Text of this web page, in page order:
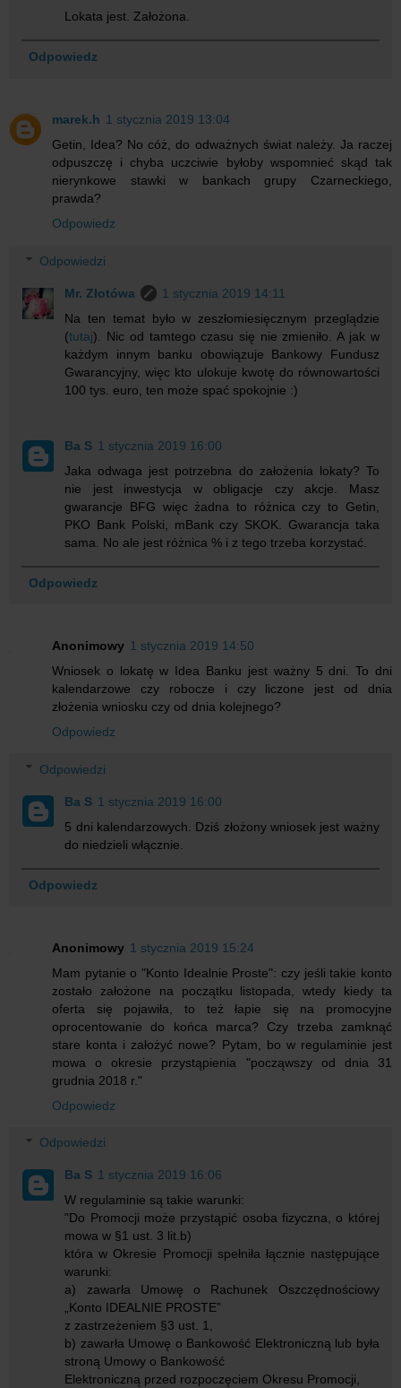
Lokata jest. Założona.
Odpowiedz
marek.h 1 stycznia 2019 13:04
Getin, Idea? No cóż, do odważnych świat należy. Ja raczej
odpuszczę i chyba uczciwie byłoby wspomnieć skąd tak
nierynkowe stawki w bankach grupy Czarneckiego,
prawda?
Odpowiedz
Odpowiedzi
Mr. Złotówa
1 stycznia 2019 14:11
Na ten temat było w zeszłomiesięcznym przeglądzie
(tutaj). Nic od tamtego czasu się nie zmieniło. A jak w
każdym innym banku obowiązuje Bankowy Fundusz
Gwarancyjny, więc kto ulokuje kwotę do równowartości
100 tys. euro, ten może spać spokojnie :)
Ba S 1 stycznia 2019 16:00
Jaka odwaga jest potrzebna do założenia lokaty? To
nie jest inwestycja w obligacje czy akcje. Masz
gwarancje BFG więc żadna to różnica czy to Getin,
PKO Bank Polski, mBank czy SKOK. Gwarancja taka
sama. No ale jest różnica % i z tego trzeba korzystać.
Odpowiedz
Anonimowy 1 stycznia 2019 14:50
Wniosek o lokatę w Idea Banku jest ważny 5 dni. To dni
kalendarzowe czy robocze i czy liczone jest od dnia
złożenia wniosku czy od dnia kolejnego?
Odpowiedz
Odpowiedzi
Ba S 1 stycznia 2019 16:00
5 dni kalendarzowych. Dziś złożony wniosek jest ważny
do niedzieli włącznie.
Odpowiedz
Anonimowy 1 stycznia 2019 15:24
Mam pytanie o "Konto Idealnie Proste": czy jeśli takie konto
zostało założone na początku listopada, wtedy kiedy ta
oferta się pojawiła, to też łapie się na promocyjne
oprocentowanie do końca marca? Czy trzeba zamknąć
stare konta i założyć nowe? Pytam, bo w regulaminie jest
mowa o okresie przystąpienia "począwszy od dnia 31
grudnia 2018 r."
Odpowiedz
Odpowiedzi
Ba S 1 stycznia 2019 16:06
W regulaminie są takie warunki:
"Do Promocji może przystąpić osoba fizyczna, o której
mowa w §1 ust. 3 lit.b)
która w Okresie Promocji spełniła łącznie następujące
warunki:
a) zawarła Umowę o Rachunek Oszczędnościowy
„Konto IDEALNIE PROSTE”
z zastrzeżeniem §3 ust. 1,
b) zawarła Umowę o Bankowość Elektroniczną lub była
stroną Umowy o Bankowość
Elektroniczną przed rozpoczęciem Okresu Promocji,